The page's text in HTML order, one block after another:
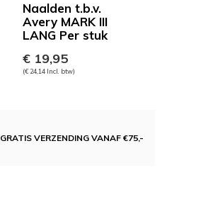
Naalden t.b.v.
Avery MARK III
LANG Per stuk
€ 19,95
(€ 24,14 Incl. btw)
GRATIS VERZENDING VANAF €75,-